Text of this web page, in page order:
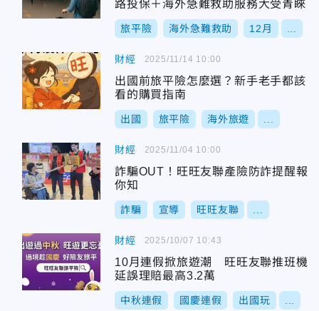
路投保＋海外急難救助服務大受青睞
旅平險 海外急難救助 12月
財經
出國前旅平險怎麼選？新手老手都該
看的購買指南
出國 旅平險 海外旅遊
2025/11/14 10:00
財經
詐騙OUT！旺旺友聯產險防詐提醒報
你知
詐騙 宣導 旺旺友聯
2025/11/04 10:00
財經
10月連假掀旅遊潮 旺旺友聯推班機
延誤理賠最高3.2萬
中秋連假 國慶連假 出國玩
2025/10/07 10:43